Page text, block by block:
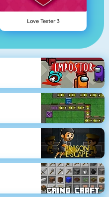
Love Tester 3